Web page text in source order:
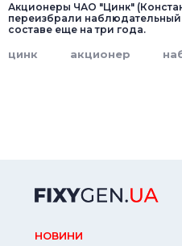
Акционеры ЧАО "Цинк"
переизбрали
составе еще на три года.
цинк акционер
НОВИНИ